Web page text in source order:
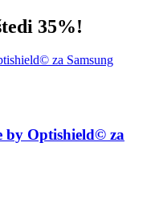
35%!
by Optishield© za